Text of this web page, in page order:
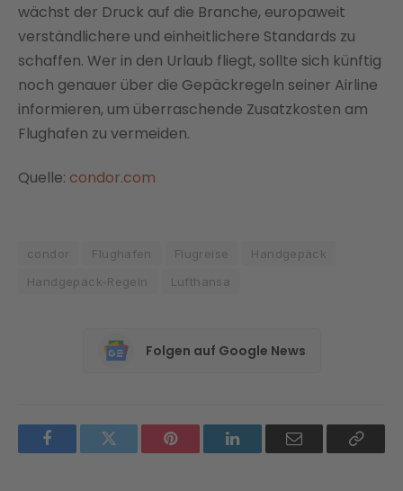
wächst der Druck auf die Branche, europaweit
verständlichere und einheitlichere Standards zu
schaffen. Wer in den Urlaub fliegt, sollte sich künftig
noch genauer über die Gepäckregeln seiner Airline
informieren, um überraschende Zusatzkosten am
Flughafen zu vermeiden.
Quelle: condor.com
condor Flughafen Flugreise
Handgepäck
Handgepäck-Regeln
Lufthansa
Folgen auf Google News
FacebookTwitter Pinterest LinkedInEmail
Copy